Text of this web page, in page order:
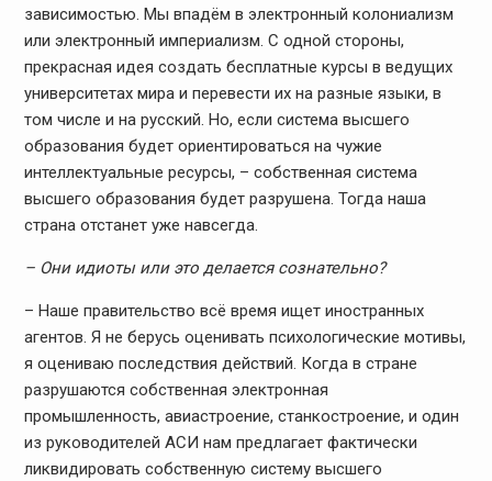
зависимостью. Мы впадём в электронный колониализм
или электронный империализм. С одной стороны,
прекрасная идея создать бесплатные курсы в ведущих
университетах мира и перевести их на разные языки, в
том числе и на русский. Но, если система высшего
образования будет ориентироваться на чужие
интеллектуальные ресурсы, – собственная система
высшего образования будет разрушена. Тогда наша
страна отстанет уже навсегда.
– Они идиоты или это делается сознательно?
– Наше правительство всё время ищет иностранных
агентов. Я не берусь оценивать психологические мотивы,
я оцениваю последствия действий. Когда в стране
разрушаются собственная электронная
промышленность, авиастроение, станкостроение, и один
из руководителей АСИ нам предлагает фактически
ликвидировать собственную систему высшего